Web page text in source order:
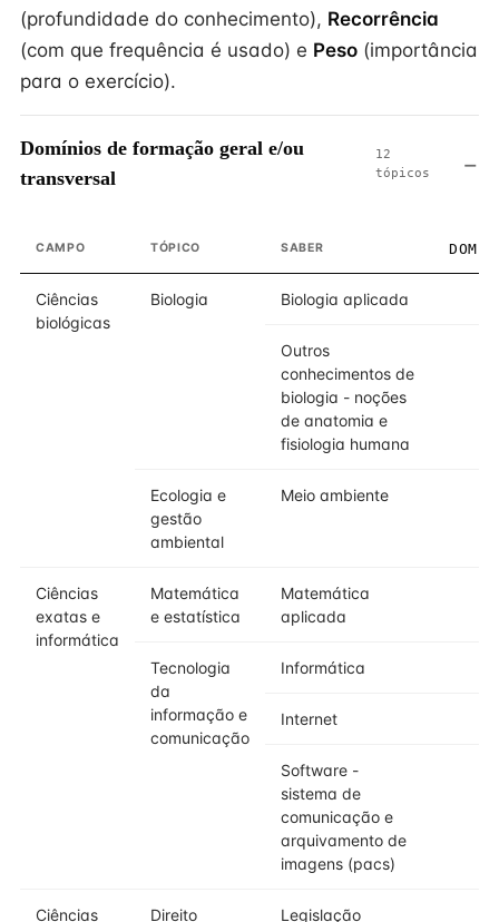
(profundidade do conhecimento), Recorrência
(com que frequência é usado) e Peso (importância
para o exercício).
Domínios de formação geral e/ou
transversal
12
tópicos
CAMPO TÓPICO SABER
Ciências
biológicas
Biologia Biologia aplicada
Outros
conhecimentos de
biologia - noções
de anatomia e
fisiologia humana
Ecologia e
gestão
ambiental
Meio ambiente
Ciências
exatas e
informática
Matemática
e estatística
Matemática
aplicada
Tecnologia
da
informação e
comunicação
Informática
Internet
Software -
sistema de
comunicação e
arquivamento de
imagens (pacs)
Ciências
Direito
Legislação